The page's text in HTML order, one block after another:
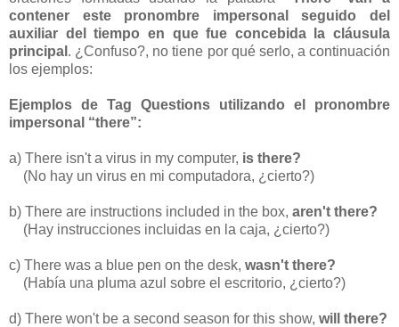
contener este pronombre impersonal seguido del
auxiliar del tiempo en que fue concebida la cláusula
principal . ¿Confuso?, no tiene por qué serlo, a continuación
los ejemplos:
Ejemplos de Tag Questions utilizando el pronombre
impersonal “there”:
a) There isn't a virus in my computer, is there?
(No hay un virus en mi computadora, ¿cierto?)
b) There are instructions included in the box, aren't there?
(Hay instrucciones incluidas en la caja, ¿cierto?)
c) There was a blue pen on the desk, wasn't there?
(Había una pluma azul sobre el escritorio, ¿cierto?)
d) There won't be a second season for this show, will there?